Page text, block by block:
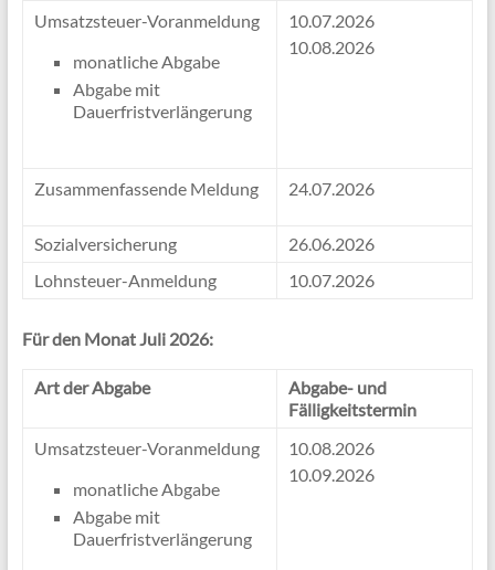
Umsatzsteuer-Voranmeldung
monatliche Abgabe
Abgabe mit
Dauerfristverlängerung
10.07.2026
10.08.2026
Zusammenfassende Meldung 24.07.2026
Sozialversicherung
26.06.2026
Lohnsteuer-Anmeldung
10.07.2026
Für den Monat Juli 2026:
Art der Abgabe
Abgabe- und
Fälligkeitstermin
Umsatzsteuer-Voranmeldung
monatliche Abgabe
Abgabe mit
Dauerfristverlängerung
10.08.2026
10.09.2026